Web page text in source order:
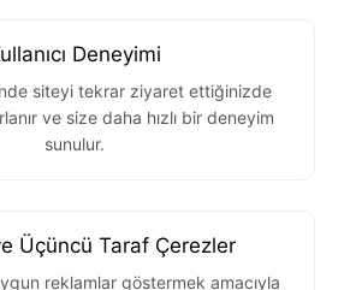
Deneyimi
siteyi tekrar ziyaret ettiğinizde
ve size daha hızlı bir deneyim
sunulur.
Üçüncü Taraf Çerezler
reklamlar göstermek amacıyla